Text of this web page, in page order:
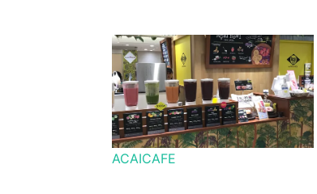
ACAICAFE